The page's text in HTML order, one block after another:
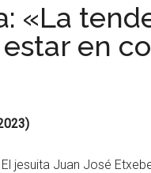
«La
en
El jesuita Juan José